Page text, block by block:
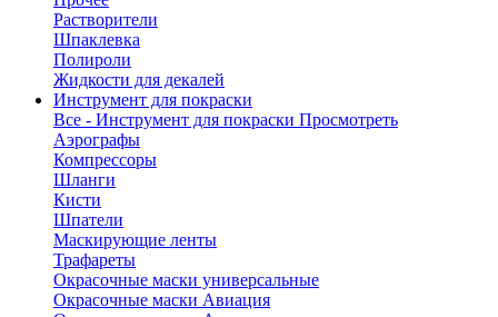
Растворители
Шпаклевка
Полироли
Жидкости для декалей
Инструмент для покраски
Все - Инструмент для покраски Просмотреть
Аэрографы
Компрессоры
Шланги
Кисти
Шпатели
Маскирующие ленты
Трафареты
Окрасочные маски универсальные
Окрасочные маски Авиация